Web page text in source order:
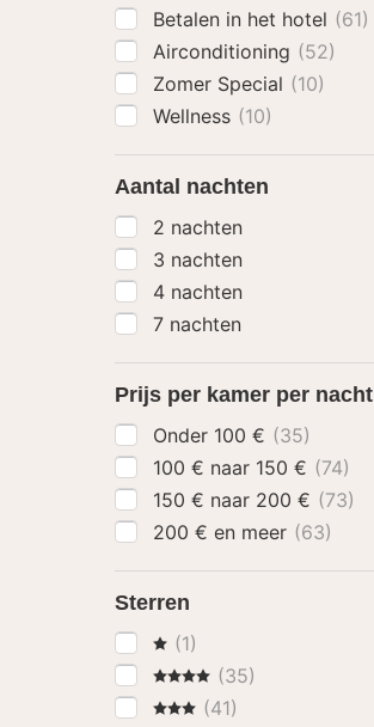
Betalen in het hotel (61)
Airconditioning (52)
Zomer Special (10)
Wellness (10)
Aantal nachten
2 nachten
3 nachten
4 nachten
7 nachten
Prijs per kamer per nacht
Onder 100 € (35)
100 € naar 150 € (74)
150 € naar 200 € (73)
200 € en meer (63)
Sterren
1 Sterren
(1)
4 Sterren(35)
3 Sterren
(41)